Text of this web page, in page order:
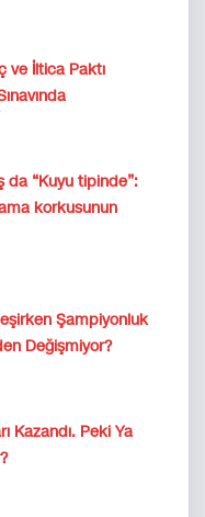
ve İltica Paktı
da “Kuyu tipinde”:
korkusunun
Şampiyonluk
Değişmiyor?
Kazandı. Peki Ya